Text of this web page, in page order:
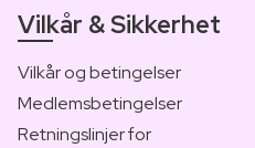
Vilkår & Sikkerhet
Vilkår og betingelser
Medlemsbetingelser
Retningslinjer for